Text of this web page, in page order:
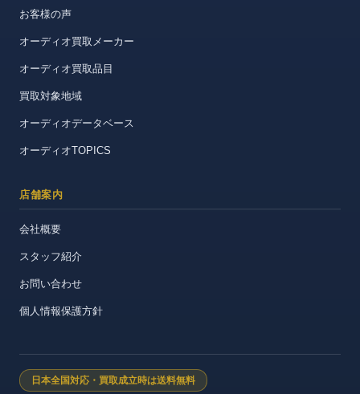
お客様の声
オーディオ買取メーカー
オーディオ買取品目
買取対象地域
オーディオデータベース
オーディオTOPICS
店舗案内
会社概要
スタッフ紹介
お問い合わせ
個人情報保護方針
日本全国対応・買取成立時は送料無料